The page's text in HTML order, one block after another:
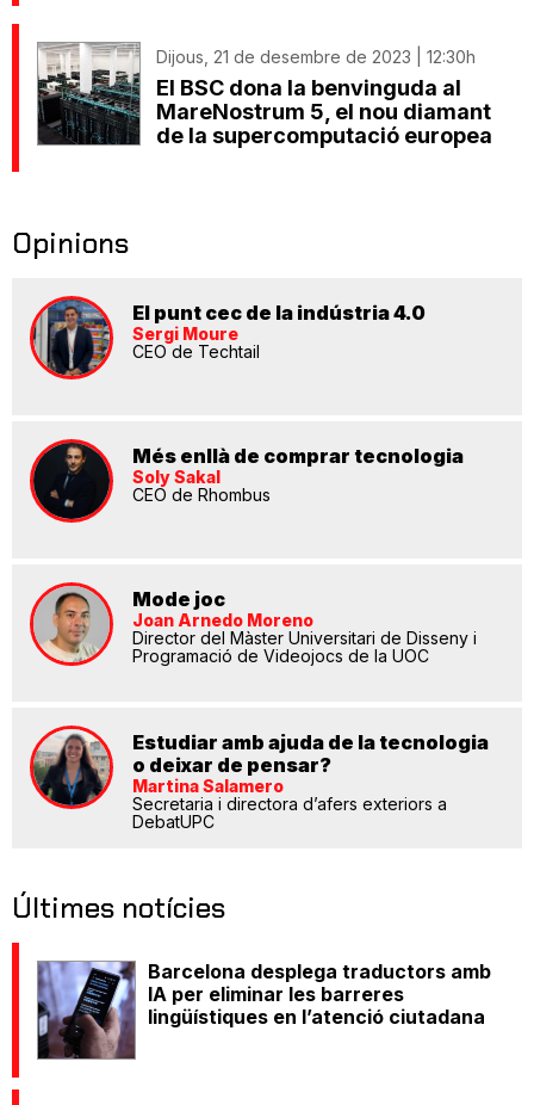
Dijous, 21 de desembre de 2023 | 12:30h
El BSC dona la benvinguda al
MareNostrum 5, el nou diamant
de la supercomputació europea
Opinions
El punt cec de la indústria 4.0
Sergi Moure
CEO de Techtail
Més enllà de comprar tecnologia
Soly Sakal
CEO de Rhombus
Mode joc
Joan Arnedo Moreno
Director del Màster Universitari de Disseny i
Programació de Videojocs de la UOC
Estudiar amb ajuda de la tecnologia
o deixar de pensar?
Martina Salamero
Secretaria i directora d’afers exteriors a
DebatUPC
Últimes notícies
Barcelona desplega traductors amb
IA per eliminar les barreres
lingüístiques en l’atenció ciutadana